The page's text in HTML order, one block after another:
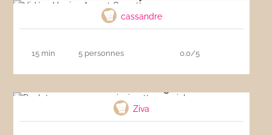
cassandre
15 min 5 personnes 0.0/5
Ziva